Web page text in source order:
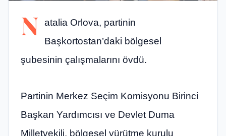
N
atalia Orlova, partinin
Başkortostan’daki bölgesel
şubesinin çalışmalarını övdü.
Partinin Merkez Seçim Komisyonu Birinci
Başkan Yardımcısı ve Devlet Duma
Milletvekili, bölgesel yürütme kurulu